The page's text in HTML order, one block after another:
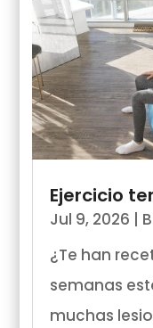
Ejercicio
Jul 9, 2026 |
¿Te han
semanas
muchas